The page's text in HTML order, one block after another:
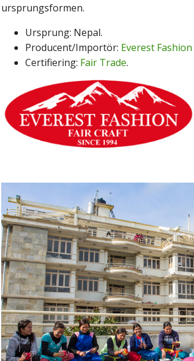
ursprungsformen.
Ursprung: Nepal.
Producent/Importör: Everest Fashion
Certifiering: Fair Trade.